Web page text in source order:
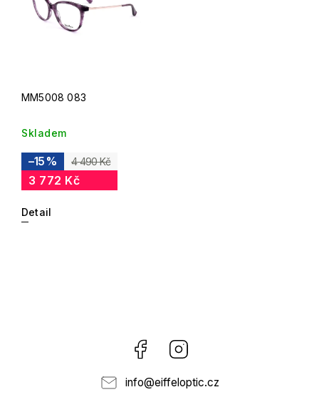
MM5008 083
Skladem
4 490 Kč
–15 %
3 772 Kč
Detail
Facebook
info@eiffeloptic.cz